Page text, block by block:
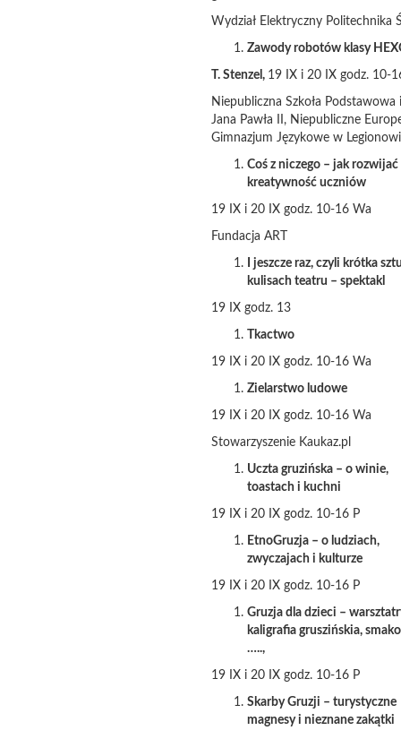
Wydział Elektryczny Politechnika
Zawody robotów klasy
T. Stenzel, 19 IX i 20 IX godz. 10-
Niepubliczna Szkoła Podstawowa
Jana Pawła II, Niepubliczne
Gimnazjum Językowe w
Coś z niczego – jak rozwijać
kreatywność uczniów
19 IX i 20 IX godz. 10-16 Wa
Fundacja ART
I jeszcze raz, czyli krótka
kulisach teatru – spektakl
19 IX godz. 13
Tkactwo
19 IX i 20 IX godz. 10-16 Wa
Zielarstwo ludowe
19 IX i 20 IX godz. 10-16 Wa
Stowarzyszenie Kaukaz.pl
Uczta gruzińska – o winie,
toastach i kuchni
19 IX i 20 IX godz. 10-16 P
EtnoGruzja – o ludziach,
zwyczajach i kulturze
19 IX i 20 IX godz. 10-16 P
Gruzja dla dzieci –
kaligrafia gruszińskia,
…..,
19 IX i 20 IX godz. 10-16 P
Skarby Gruzji – turystyczne
magnesy i nieznane zakątki